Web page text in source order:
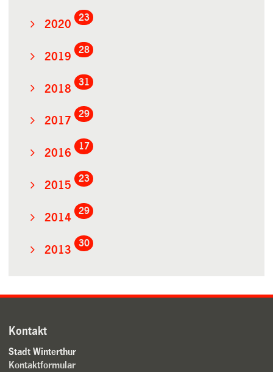
2020
23
2019
28
2018
31
2017
29
2016
17
2015
23
2014
29
2013
30
Kontakt
Stadt Winterthur
Kontaktformular